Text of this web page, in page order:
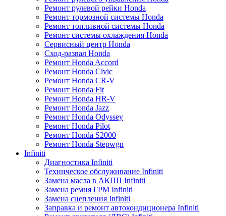
Ремонт рулевой рейки Honda
Ремонт тормозной системы Honda
Ремонт топливной системы Honda
Ремонт системы охлаждения Honda
Сервисный центр Honda
Сход-развал Honda
Ремонт Honda Accord
Ремонт Honda Civic
Ремонт Honda CR-V
Ремонт Honda Fit
Ремонт Honda HR-V
Ремонт Honda Jazz
Ремонт Honda Odyssey
Ремонт Honda Pilot
Ремонт Honda S2000
Ремонт Honda Stepwgn
Infiniti
Диагностика Infiniti
Техническое обслуживание Infiniti
Замена масла в АКПП Infiniti
Замена ремня ГРМ Infiniti
Замена сцепления Infiniti
Заправка и ремонт автокондиционера Infiniti